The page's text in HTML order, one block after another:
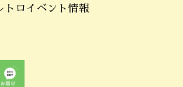
トロイベント情報